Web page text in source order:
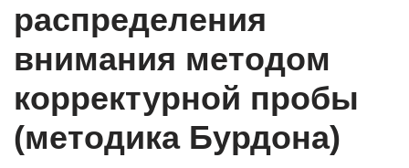
распределения
внимания методом
корректурной пробы
(методика Бурдона)